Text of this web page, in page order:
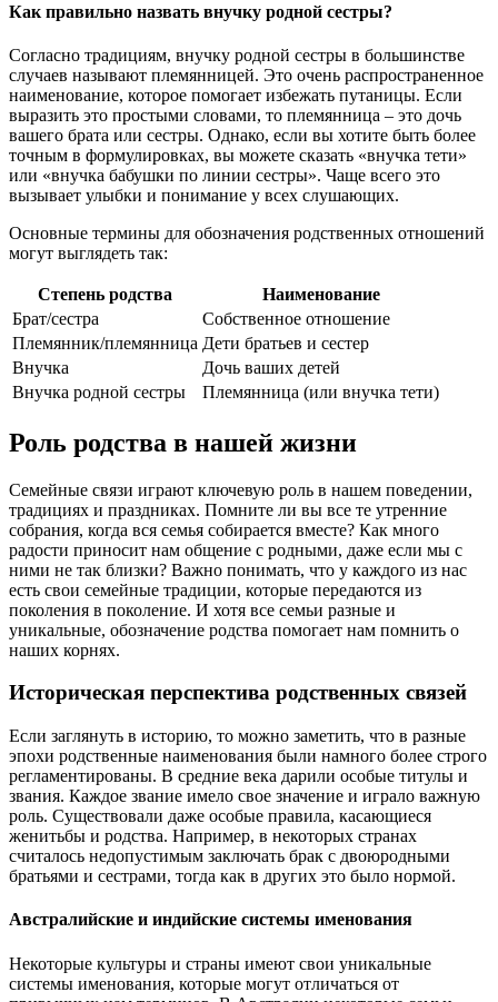
Как правильно назвать внучку родной сестры?
Согласно традициям, внучку родной сестры в большинстве
случаев называют племянницей. Это очень распространенное
наименование, которое помогает избежать путаницы. Если
выразить это простыми словами, то племянница – это дочь
вашего брата или сестры. Однако, если вы хотите быть более
точным в формулировках, вы можете сказать «внучка тети»
или «внучка бабушки по линии сестры». Чаще всего это
вызывает улыбки и понимание у всех слушающих.
Основные термины для обозначения родственных отношений
могут выглядеть так:
Степень родства
Наименование
Брат/сестра
Собственное отношение
Племянник/племянница Дети братьев и сестер
Внучка
Дочь ваших детей
Внучка родной сестры
Племянница (или внучка тети)
Роль родства в нашей жизни
Семейные связи играют ключевую роль в нашем поведении,
традициях и праздниках. Помните ли вы все те утренние
собрания, когда вся семья собирается вместе? Как много
радости приносит нам общение с родными, даже если мы с
ними не так близки? Важно понимать, что у каждого из нас
есть свои семейные традиции, которые передаются из
поколения в поколение. И хотя все семьи разные и
уникальные, обозначение родства помогает нам помнить о
наших корнях.
Историческая перспектива родственных связей
Если заглянуть в историю, то можно заметить, что в разные
эпохи родственные наименования были намного более строго
регламентированы. В средние века дарили особые титулы и
звания. Каждое звание имело свое значение и играло важную
роль. Существовали даже особые правила, касающиеся
женитьбы и родства. Например, в некоторых странах
считалось недопустимым заключать брак с двоюродными
братьями и сестрами, тогда как в других это было нормой.
Австралийские и индийские системы именования
Некоторые культуры и страны имеют свои уникальные
системы именования, которые могут отличаться от